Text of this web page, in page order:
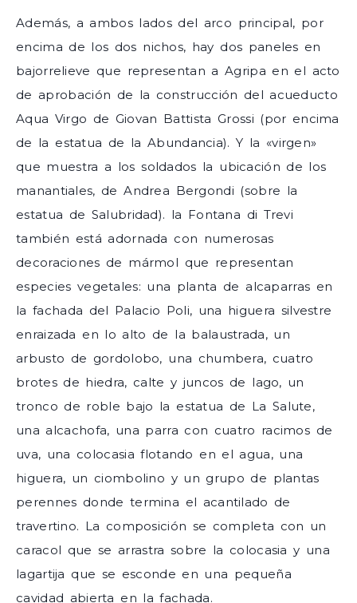
Además, a ambos lados del arco principal, por
encima de los dos nichos, hay dos paneles en
bajorrelieve que representan a Agripa en el acto
de aprobación de la construcción del acueducto
Aqua Virgo de Giovan Battista Grossi (por encima
de la estatua de la Abundancia). Y la «virgen»
que muestra a los soldados la ubicación de los
manantiales, de Andrea Bergondi (sobre la
estatua de Salubridad). la Fontana di Trevi
también está adornada con numerosas
decoraciones de mármol que representan
especies vegetales: una planta de alcaparras en
la fachada del Palacio Poli, una higuera silvestre
enraizada en lo alto de la balaustrada, un
arbusto de gordolobo, una chumbera, cuatro
brotes de hiedra, calte y juncos de lago, un
tronco de roble bajo la estatua de La Salute,
una alcachofa, una parra con cuatro racimos de
uva, una colocasia flotando en el agua, una
higuera, un ciombolino y un grupo de plantas
perennes donde termina el acantilado de
travertino. La composición se completa con un
caracol que se arrastra sobre la colocasia y una
lagartija que se esconde en una pequeña
cavidad abierta en la fachada.